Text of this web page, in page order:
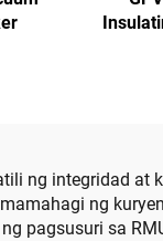
ng integridad at
ng
pagsusuri sa